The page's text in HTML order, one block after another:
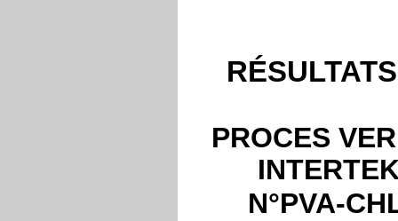
PROCES
N°PVA-